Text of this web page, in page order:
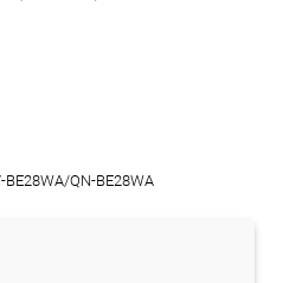
QN-BE28WA